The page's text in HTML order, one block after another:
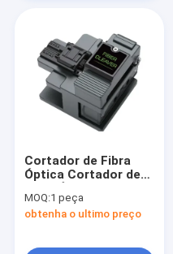
Cortador de Fibra
Óptica Cortador de
MOQ:1 peça
obtenha o ultimo preço